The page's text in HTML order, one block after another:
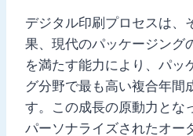
デジタル印刷プロセスは、
果、現代のパッケージング
を満たす能力により、パッ
グ分野で最も高い複合年間
す。この成長の原動力とな
パーソナライズされたオー